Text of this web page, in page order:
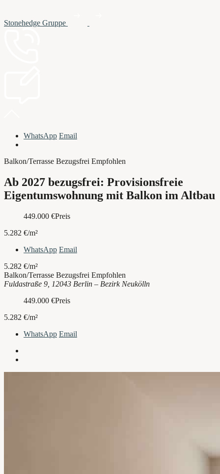
Stonehedge Gruppe
WhatsApp Email
Balkon/Terrasse Bezugsfrei Empfohlen
Ab 2027 bezugsfrei: Provisionsfreie
Eigentumswohnung mit Balkon im Altbau
449.000 €Preis
5.282 €/m²
WhatsApp Email
5.282 €/m²
Balkon/Terrasse Bezugsfrei Empfohlen
Fuldastraße 9, 12043 Berlin – Bezirk Neukölln
449.000 €Preis
5.282 €/m²
WhatsApp Email